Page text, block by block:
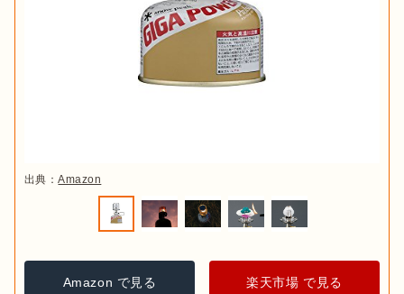
出典：Amazon
Amazon で見る 楽天市場 で見る